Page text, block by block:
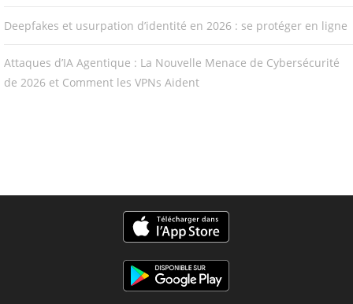
Deepfakes et usurpation d’identité en 2026 : se protéger en ligne
Attaques d’IA Agentique : La Nouvelle Menace de Cybersécurité
de 2026 et Comment les VPNs Aident